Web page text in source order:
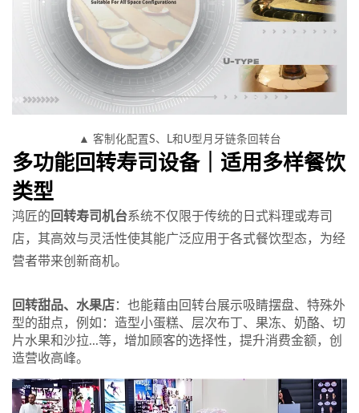
▲ 客制化配置S、L和U型月牙链条回转台
多功能回转寿司设备｜适用多样餐饮
类型
鸿匠的 回转寿司机台系统不仅限于传统的日式料理或寿司
店，其高效与灵活性使其能广泛应用于各式餐饮型态，为经
营者带来创新商机。
回转甜品、水果店：也能藉由回转台展示吸睛摆盘、特殊外
型的甜点，例如：造型小蛋糕、层次布丁、果冻、奶酪、切
片水果和沙拉...等，增加顾客的选择性，提升消费金额，创
造营收高峰。